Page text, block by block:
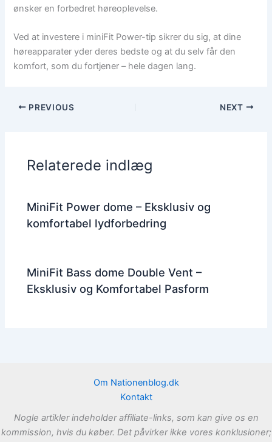
ønsker en forbedret høreoplevelse.
Ved at investere i miniFit Power-tip sikrer du sig, at dine
høreapparater yder deres bedste og at du selv får den
komfort, som du fortjener – hele dagen lang.
PREVIOUS NEXT
Relaterede indlæg
MiniFit Power dome – Eksklusiv og
komfortabel lydforbedring
MiniFit Bass dome Double Vent –
Eksklusiv og Komfortabel Pasform
Om Nationenblog.dk
Kontakt
Nogle artikler indeholder affiliate-links, som kan give os en
kommission, hvis du køber. Det påvirker ikke vores konklusioner;